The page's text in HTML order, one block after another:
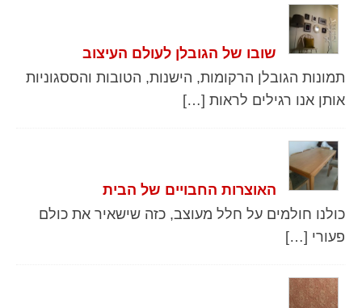
שובו של הגובלן לעולם העיצוב
תמונות הגובלן הרקומות, הישנות, הטובות והססגוניות
אותן אנו רגילים לראות […]
האוצרות החבויים של הבית
כולנו חולמים על חלל מעוצב, כזה שישאיר את כולם
פעורי […]